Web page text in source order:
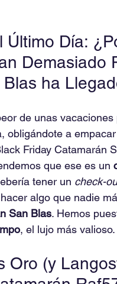
Último Día:
Demasiado
ha
de unas
obligándote a
Friday Catamarán
que ese es un
tener un check-
algo que nadie
San Blas. Hemos
, el lujo más valioso.
Oro (y